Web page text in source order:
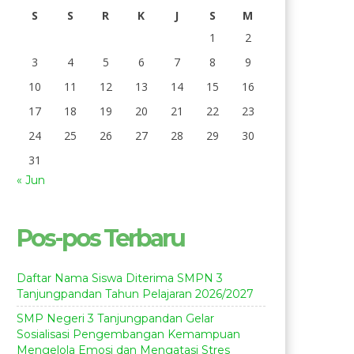
S S R K J S
M
1
2
3
4 5 6 7 8
9
10
11 12 13 14 15
16
17
18 19 20 21 22
23
24
25 26 27 28 29
30
31
« Jun
Pos-pos Terbaru
Daftar Nama Siswa Diterima SMPN 3
Tanjungpandan Tahun Pelajaran 2026/2027
SMP Negeri 3 Tanjungpandan Gelar
Sosialisasi Pengembangan Kemampuan
Mengelola Emosi dan Mengatasi Stres